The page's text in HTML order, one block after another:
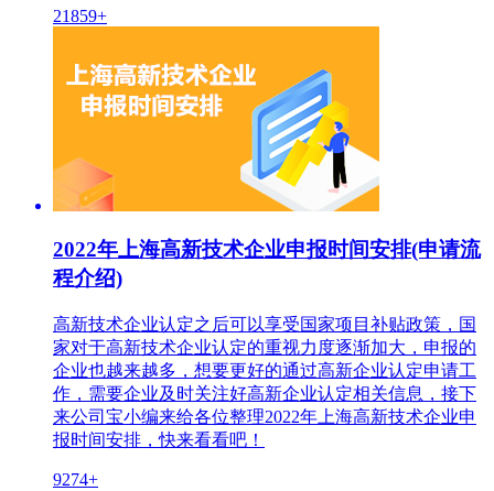
21859+
2022年上海高新技术企业申报时间安排(申请流
程介绍)
高新技术企业认定之后可以享受国家项目补贴政策，国
家对于高新技术企业认定的重视力度逐渐加大，申报的
企业也越来越多，想要更好的通过高新企业认定申请工
作，需要企业及时关注好高新企业认定相关信息，接下
来公司宝小编来给各位整理2022年上海高新技术企业申
报时间安排，快来看看吧！
9274+